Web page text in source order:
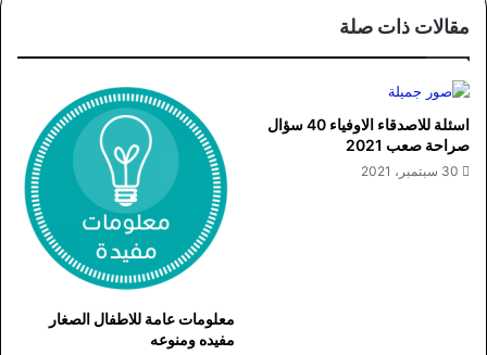
مقالات ذات صلة
اسئلة للاصدقاء الاوفياء 40 سؤال
صراحة صعب 2021
30 سبتمبر، 2021
معلومات عامة للاطفال الصغار
مفيده ومنوعه